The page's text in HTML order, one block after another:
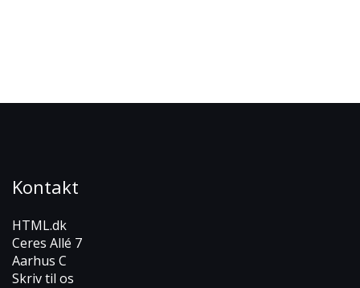
Kontakt
HTML.dk
Ceres Allé 7
Aarhus C
Skriv til os